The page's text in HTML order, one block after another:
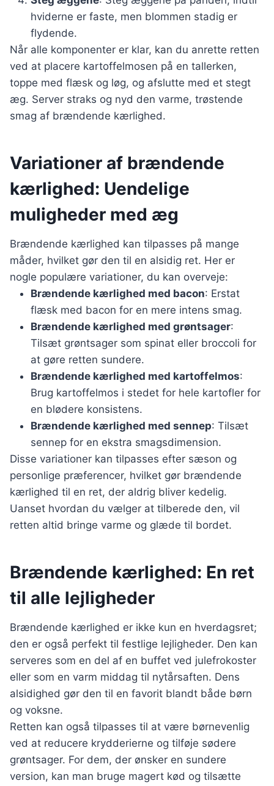
hviderne er faste, men blommen stadig er
flydende.
Når alle komponenter er klar, kan du anrette retten
ved at placere kartoffelmosen på en tallerken,
toppe med flæsk og løg, og afslutte med et stegt
æg. Server straks og nyd den varme, trøstende
smag af brændende kærlighed.
Variationer af brændende
kærlighed: Uendelige
muligheder med æg
Brændende kærlighed kan tilpasses på mange
måder, hvilket gør den til en alsidig ret. Her er
nogle populære variationer, du kan overveje:
Brændende kærlighed med bacon: Erstat
flæsk med bacon for en mere intens smag.
Brændende kærlighed med grøntsager:
Tilsæt grøntsager som spinat eller broccoli for
at gøre retten sundere.
Brændende kærlighed med kartoffelmos:
Brug kartoffelmos i stedet for hele kartofler for
en blødere konsistens.
Brændende kærlighed med sennep: Tilsæt
sennep for en ekstra smagsdimension.
Disse variationer kan tilpasses efter sæson og
personlige præferencer, hvilket gør brændende
kærlighed til en ret, der aldrig bliver kedelig.
Uanset hvordan du vælger at tilberede den, vil
retten altid bringe varme og glæde til bordet.
Brændende kærlighed: En ret
til alle lejligheder
Brændende kærlighed er ikke kun en hverdagsret;
den er også perfekt til festlige lejligheder. Den kan
serveres som en del af en buffet ved julefrokoster
eller som en varm middag til nytårsaften. Dens
alsidighed gør den til en favorit blandt både børn
og voksne.
Retten kan også tilpasses til at være børnevenlig
ved at reducere krydderierne og tilføje sødere
grøntsager. For dem, der ønsker en sundere
version, kan man bruge magert kød og tilsætte